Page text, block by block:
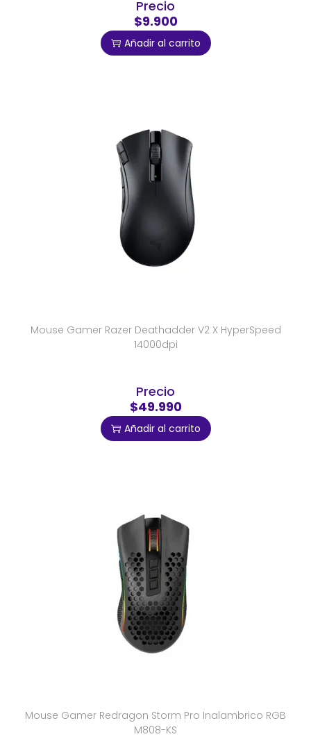
Precio
$9.900
Añadir al carrito
Mouse Gamer Razer Deathadder V2 X HyperSpeed
14000dpi
Precio
$49.990
Añadir al carrito
Mouse Gamer Redragon Storm Pro Inalambrico RGB
M808-KS